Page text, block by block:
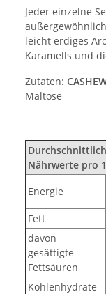
Jeder einzelne
leicht erdiges
Karamells und
Zutaten:
Maltose
Nährwerte pro
Energie
Fett
davon
gesättigte
Fettsäuren
Kohlenhydrate